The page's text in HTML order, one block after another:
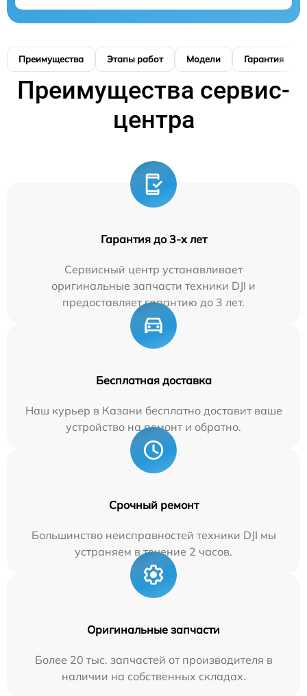
Преимущества Этапы работ Модели Гарантия
Преимущества сервис-
центра
Гарантия до 3-х лет
Сервисный центр устанавливает
оригинальные запчасти техники DJI и
предоставляет гарантию до 3 лет.
Бесплатная доставка
Наш курьер в Казани бесплатно доставит ваше
устройство на ремонт и обратно.
Срочный ремонт
Большинство неисправностей техники DJI мы
устраняем в течение 2 часов.
Оригинальные запчасти
Более 20 тыс. запчастей от производителя в
наличии на собственных складах.